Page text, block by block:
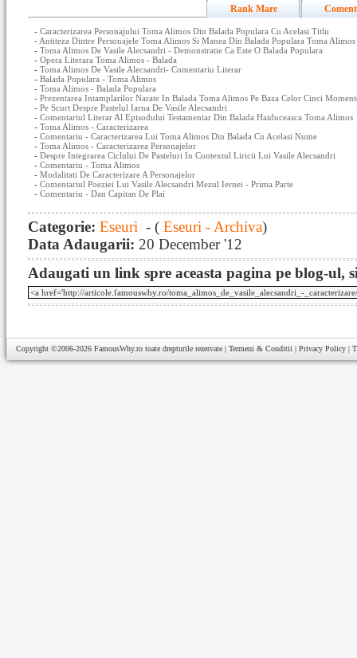
Rank Mare
- Caracterizarea Personajului Toma Alimos Din Balada Populara Cu Acelasi Titlu
- Antiteza Dintre Personajele Toma Alimos Si Manea Din Balada Populara Toma Alimos
- Toma Alimos De Vasile Alecsandri - Demonstratie Ca Este O Balada Populara
- Opera Literara Toma Alimos - Balada
- Toma Alimos De Vasile Alecsandri- Comentariu Literar
- Balada Populara - Toma Alimos
- Toma Alimos - Balada Populara
- Prezentarea Intamplarilor Narate In Balada Toma Alimos Pe Baza Celor Cinci
- Pe Scurt Despre Pastelul Iarna De Vasile Alecsandri
- Comentariul Literar Al Episodului Testamentar Din Balada Haiduceasca Toma Alimos
- Toma Alimos - Caracterizarea
- Comentariu - Caracterizarea Lui Toma Alimos Din Balada Cu Acelasi Nume
- Toma Alimos - Caracterizarea Personajelor
- Despre Integrarea Ciclului De Pasteluri In Contextul Liricii Lui Vasile Alecsandri
- Comentariu - Toma Alimos
- Modalitati De Caracterizare A Personajelor
- Comentariul Poeziei Lui Vasile Alecsandri Mezul Iernei - Prima Parte
- Comentariu - Dan Capitan De Plai
Categorie: Eseuri - ( Eseuri - Archiva)
Data Adaugarii: 20 December '12
Adaugati un link spre aceasta pagina pe blog-ul,
Copyright ©2006-2026 FamousWhy.ro toate drepturile rezervate | Termeni & Conditii | Privacy Policy |